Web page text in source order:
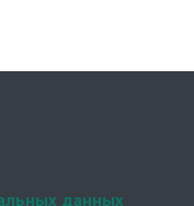
данных